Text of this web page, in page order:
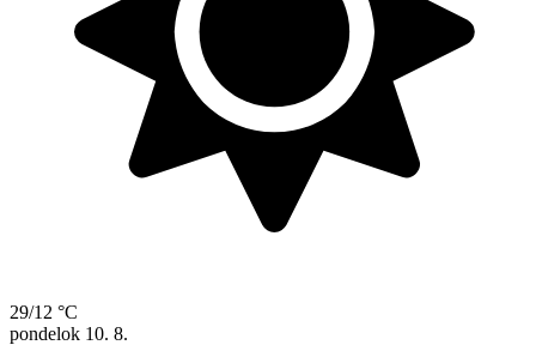
29/12 °C
pondelok 10. 8.